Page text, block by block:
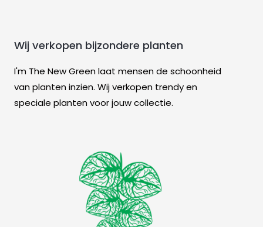
Wij verkopen bijzondere planten
I'm The New Green laat mensen de schoonheid
van planten inzien. Wij verkopen trendy en
speciale planten voor jouw collectie.